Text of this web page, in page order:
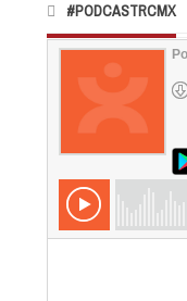
#PODCASTRCMX